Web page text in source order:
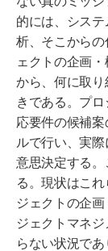
的には、シス
析、そこから
ェクトの企画
から、何に取
きである。プ
応要件の候補
ルで行い、実
意思決定する
る。現状はこ
ジェクトの企
ジェクトマネ
らない状況で